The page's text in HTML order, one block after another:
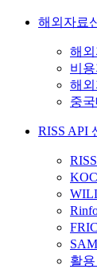
해외자료
해
비
해
중
RISS API
활